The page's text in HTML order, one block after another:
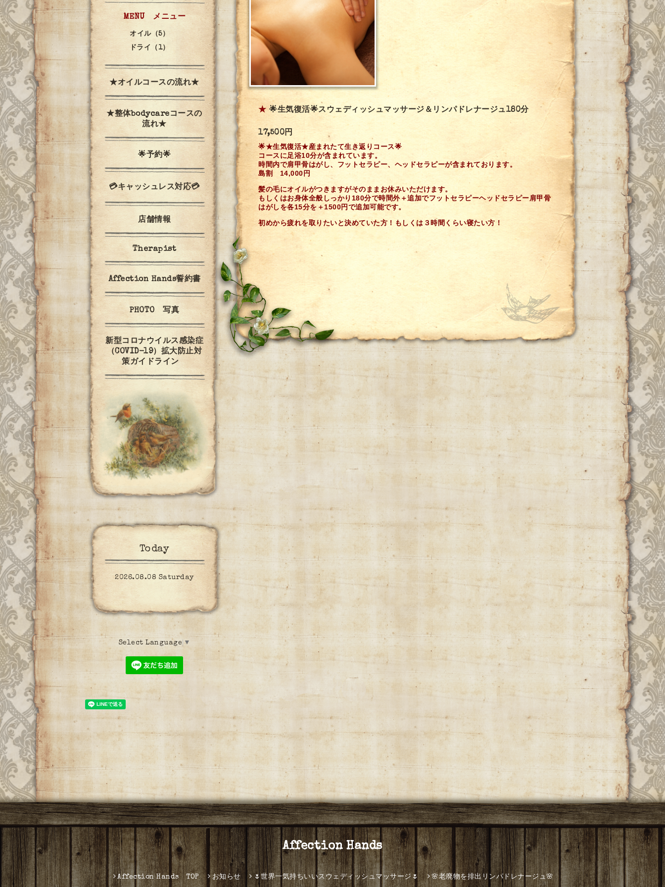
★ 🌟生気復活🌟スウェディッシュマッサージ＆リンパドレナージュ180分
17,500円
🌟★生気復活★産まれたて生き返りコース🌟
コースに足浴10分が含まれています。
時間内で肩甲骨はがし、フットセラピー、ヘッドセラピーが含まれております。
島割 14,000円
髪の毛にオイルがつきますがそのままお休みいただけます。
もしくはお身体全般しっかり180分で時間外＋追加でフットセラピーヘッドセラピー肩甲骨
はがしを各15分を＋1500円で追加可能です。
初めから疲れを取りたいと決めていた方！もしくは３時間くらい寝たい方！
MENU メニュー
オイル（5）
ドライ（1）
★オイルコースの流れ★
★整体bodycareコースの
流れ★
🌟予約🌟
💳キャッシュレス対応💳
店舗情報
Therapist
Affection Hands誓約書
PHOTO 写真
新型コロナウイルス感染症
（COVID-19）拡大防止対
策ガイドライン
Today
2026.08.08 Saturday
Select Language ▼
Affection Hands
Affection Hands TOP お知らせ 🌷世界一気持ちいいスウェディッシュマッサージ🌷 🌸老廃物を排出リンパドレナージュ🌸